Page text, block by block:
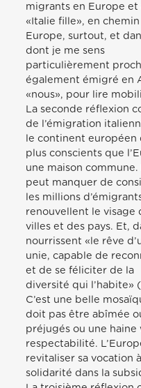
migrants en Europe
«Italie fille», en chemin
Europe, surtout, et
dont je me sens
particulièrement
également émigré en
«nous», pour lire
La seconde réflexion
de l’émigration
le continent
plus conscients que
une maison commune.
peut manquer de
les millions
renouvellent le visage
villes et des pays. Et,
nourrissent «le rêve
unie, capable de
et de se féliciter de la
diversité qui l’habite»
C’est une belle
doit pas être abîmée
préjugés ou une haine
respectabilité.
revitaliser sa vocation
solidarité dans la